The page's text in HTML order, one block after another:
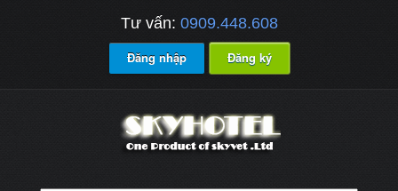
Tư vấn: 0909.448.608
Đăng nhập Đăng ký